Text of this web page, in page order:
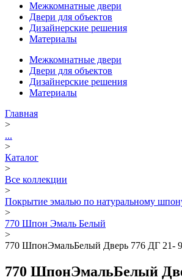
Межкомнатные двери
Двери для объектов
Дизайнерские решения
Материалы
Межкомнатные двери
Двери для объектов
Дизайнерские решения
Материалы
Главная
>
...
>
Каталог
>
Все коллекции
>
Покрытие эмалью по натуральному
>
770 Шпон Эмаль Белый
>
770 ШпонЭмальБелый Дверь 776 ДГ 21-
770 ШпонЭмальБелый